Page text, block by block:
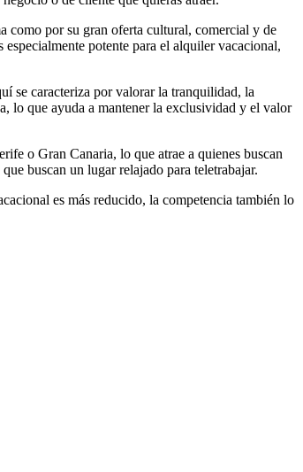
como por su gran oferta cultural, comercial y de
potente para el alquiler vacacional,
se caracteriza por valorar la tranquilidad, la
lo que ayuda a mantener la exclusividad y el valor
o Gran Canaria, lo que atrae a quienes buscan
buscan un lugar relajado para teletrabajar.
es más reducido, la competencia también lo